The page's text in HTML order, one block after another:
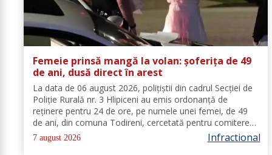
Femeie prinsă mangă la volan: șoferița de 49
de ani, dusă direct în arest
La data de 06 august 2026, polițiștii din cadrul Secției de
Poliție Rurală nr. 3 Hlipiceni au emis ordonanță de
reținere pentru 24 de ore, pe numele unei femei, de 49
de ani, din comuna Todireni, cercetată pentru comiterea
infracțiunii de conducerea unui vehicul sub influența
alcoolului. În urma...
7 august 2026 Infractional